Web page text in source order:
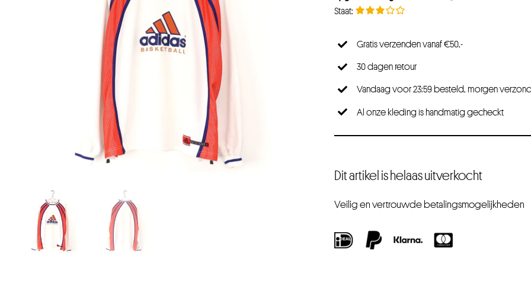
Gratis verzenden vanaf €50,-
30 dagen retour
Vandaag voor 23:59 besteld, morgen
Al onze kleding is handmatig gecheckt
Dit artikel is helaas uitverkocht
Veilig en vertrouwde betalingsmogelijkheden